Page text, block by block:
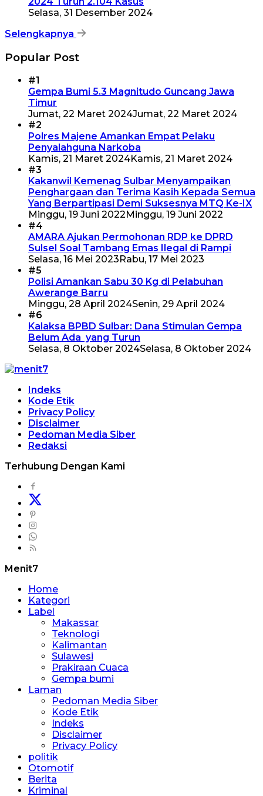
Selasa, 31 Desember 2024
Selengkapnya
Popular Post
#1
Gempa Bumi 5.3 Magnitudo Guncang Jawa
Timur
Jumat, 22 Maret 2024Jumat, 22 Maret 2024
#2
Polres Majene Amankan Empat Pelaku
Penyalahguna Narkoba
Kamis, 21 Maret 2024Kamis, 21 Maret 2024
#3
Kakanwil Kemenag Sulbar Menyampaikan
Penghargaan dan Terima Kasih Kepada Semua
Yang Berpartipasi Demi Suksesnya MTQ Ke-IX
Minggu, 19 Juni 2022 Minggu, 19 Juni 2022
#4
AMARA Ajukan Permohonan RDP ke DPRD
Sulsel Soal Tambang Emas Ilegal di Rampi
Selasa, 16 Mei 2023 Rabu, 17 Mei 2023
#5
Polisi Amankan Sabu 30 Kg di Pelabuhan
Awerange Barru
Minggu, 28 April 2024Senin, 29 April 2024
#6
Kalaksa BPBD Sulbar: Dana Stimulan Gempa
Belum Ada yang Turun
Selasa, 8 Oktober 2024Selasa, 8 Oktober 2024
Indeks
Kode Etik
Privacy Policy
Disclaimer
Pedoman Media Siber
Redaksi
Terhubung Dengan Kami
Menit7
Home
Kategori
Label
Makassar
Teknologi
Kalimantan
Sulawesi
Prakiraan Cuaca
Gempa bumi
Laman
Pedoman Media Siber
Kode Etik
Indeks
Disclaimer
Privacy Policy
politik
Otomotif
Berita
Kriminal